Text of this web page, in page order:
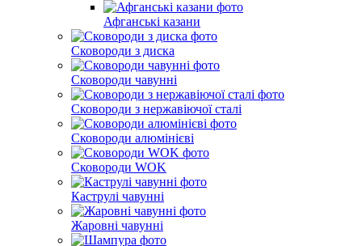
Афганські казани
Сковороди з диска
Сковороди чавунні
Сковороди з нержавіючої сталі
Сковороди алюмінієві
Сковороди WOK
Каструлі чавунні
Жаровні чавунні